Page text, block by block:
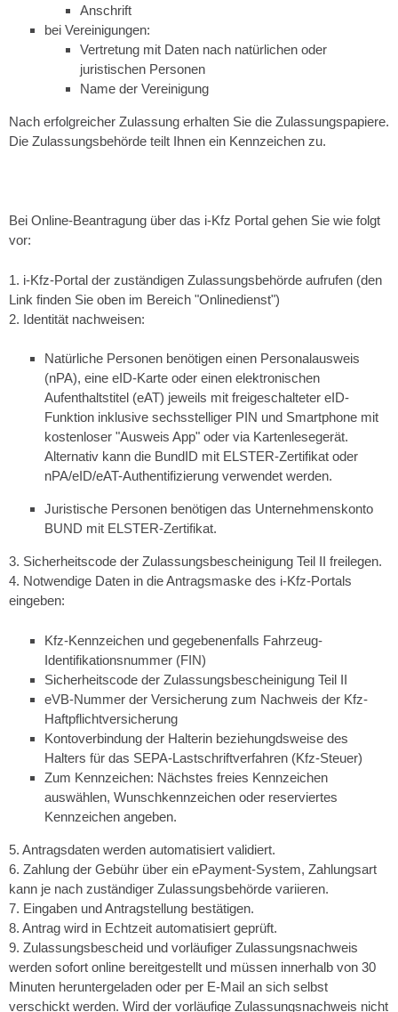
Anschrift
bei Vereinigungen:
Vertretung mit Daten nach natürlichen oder
juristischen Personen
Name der Vereinigung
Nach erfolgreicher Zulassung erhalten Sie die Zulassungspapiere.
Die Zulassungsbehörde teilt Ihnen ein Kennzeichen zu.
Bei Online-Beantragung über das i-Kfz Portal gehen Sie wie folgt
vor:
1. i-Kfz-Portal der zuständigen Zulassungsbehörde aufrufen (den
Link finden Sie oben im Bereich "Onlinedienst")
2. Identität nachweisen:
Natürliche Personen benötigen einen Personalausweis
(nPA), eine eID-Karte oder einen elektronischen
Aufenthaltstitel (eAT) jeweils mit freigeschalteter eID-
Funktion inklusive sechsstelliger PIN und Smartphone mit
kostenloser "Ausweis App" oder via Kartenlesegerät.
Alternativ kann die BundID mit ELSTER-Zertifikat oder
nPA/eID/eAT-Authentifizierung verwendet werden.
Juristische Personen benötigen das Unternehmenskonto
BUND mit ELSTER-Zertifikat.
3. Sicherheitscode der Zulassungsbescheinigung Teil II freilegen.
4. Notwendige Daten in die Antragsmaske des i-Kfz-Portals
eingeben:
Kfz-Kennzeichen und gegebenenfalls Fahrzeug-
Identifikationsnummer (FIN)
Sicherheitscode der Zulassungsbescheinigung Teil II
eVB-Nummer der Versicherung zum Nachweis der Kfz-
Haftpflichtversicherung
Kontoverbindung der Halterin beziehungdsweise des
Halters für das SEPA-Lastschriftverfahren (Kfz-Steuer)
Zum Kennzeichen: Nächstes freies Kennzeichen
auswählen, Wunschkennzeichen oder reserviertes
Kennzeichen angeben.
5. Antragsdaten werden automatisiert validiert.
6. Zahlung der Gebühr über ein ePayment-System, Zahlungsart
kann je nach zuständiger Zulassungsbehörde variieren.
7. Eingaben und Antragstellung bestätigen.
8. Antrag wird in Echtzeit automatisiert geprüft.
9. Zulassungsbescheid und vorläufiger Zulassungsnachweis
werden sofort online bereitgestellt und müssen innerhalb von 30
Minuten heruntergeladen oder per E-Mail an sich selbst
verschickt werden. Wird der vorläufige Zulassungsnachweis nicht